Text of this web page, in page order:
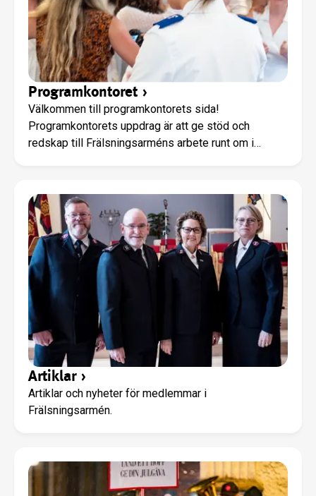
Programkontoret ›
Välkommen till programkontorets sida!
Programkontorets uppdrag är att ge stöd och
redskap till Frälsningsarméns arbete runt om i
verksamheter i Frälsningsarmén arbetar utifrån
visionen ”Vision 2032 - Framåt med Jesus”.
Information, inspiration och material kopplat till
visionen finns på Vision 2032 - Framåt med
Jesus. Barn och unga är viktiga för oss i
Frälsningsarmén! På programkontoret finns UNG-
teamet för att ge stöd, verktyg och inspiration till er
som jobbar med barn och ungdomar. Mer information
finns på: www.fralsningsarmen.se/ungEller kontakta
UNG-teamet på ung@fralsningsarmen.se Du kan
kontakta programkontoret genom att skriva till
programkontoret@fralsningsarmen.se eller ring 08-
562 282 00.
Artiklar›
Artiklar och nyheter för medlemmar i
Frälsningsarmén.